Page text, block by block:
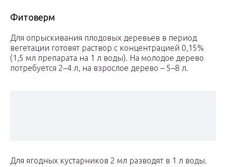
Фитоверм
Для опрыскивания плодовых деревьев в период
вегетации готовят раствор с концентрацией 0,15%
(1,5 мл препарата на 1 л воды). На молодое дерево
потребуется 2–4 л, на взрослое дерево – 5–8 л.
Для ягодных кустарников 2 мл разводят в 1 л воды.